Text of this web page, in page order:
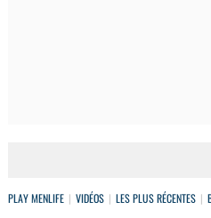
PLAY MENLIFE VIDÉOS LES PLUS RÉCENTES